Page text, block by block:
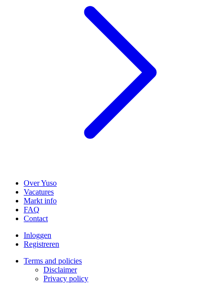
Over Yuso
Vacatures
Markt info
FAQ
Contact
Inloggen
Registreren
Terms and policies
Disclaimer
Privacy policy